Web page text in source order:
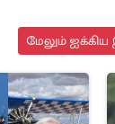
மேலும் ஐக்கிய